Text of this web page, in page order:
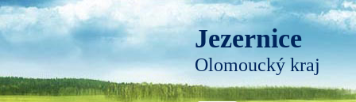
Jezernice
Olomoucký kraj